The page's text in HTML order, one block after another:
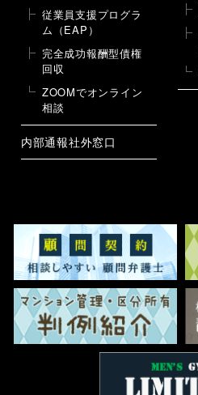
従業員支援プログラ
ム（EAP）
完全成功報酬型債権
回収
ZOOMでオンライン
相談
内部通報社外窓口